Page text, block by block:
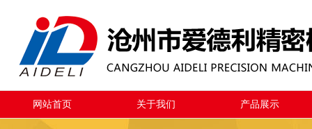
网站首页 关于我们 产品展示